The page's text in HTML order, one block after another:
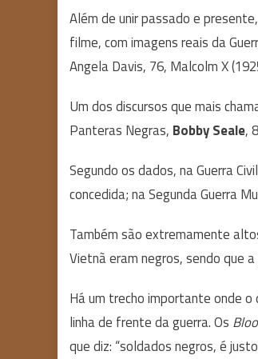
Além de unir passado e
filme, com imagens reais da
Angela Davis, 76, Malcolm X
Um dos discursos que mais
Panteras Negras, Bobby Seale,
Segundo os dados, na Guerra
concedida; na Segunda Guerra
Também são extremamente
Vietnã eram negros, sendo que
Há um trecho importante onde
linha de frente da guerra. Os
que diz: “soldados negros, é